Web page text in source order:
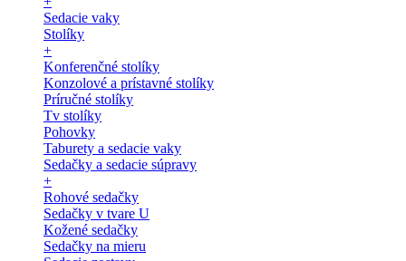
Sedacie vaky
Stolíky
+
Konferenčné stolíky
Konzolové a prístavné stolíky
Príručné stolíky
Tv stolíky
Pohovky
Taburety a sedacie vaky
Sedačky a sedacie súpravy
+
Rohové sedačky
Sedačky v tvare U
Kožené sedačky
Sedačky na mieru